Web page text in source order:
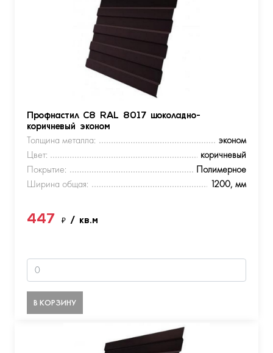
Профнастил С8 RAL 8017 шоколадно-
коричневый эконом
Толщина металла:
эконом
Цвет:
коричневый
Покрытие:
Полимерное
Ширина общая:
1200, мм
447 ₽ / кв.м
В КОРЗИНУ